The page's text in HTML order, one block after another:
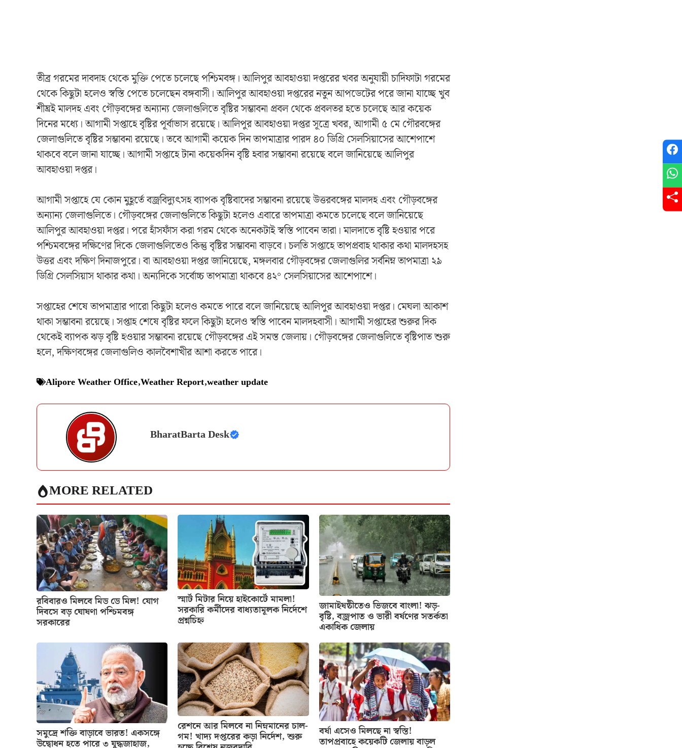
তীব্র গরমের দাবদাহ থেকে মুক্তি পেতে চলেছে পশ্চিমবঙ্গ। আলিপুর আবহাওয়া দপ্তরের খবর অনুযায়ী চাদিফাটা গরমের
থেকে কিছুটা হলেও স্বস্তি পেতে চলেছেন বঙ্গবাসী। আলিপুর আবহাওয়া দপ্তরের নতুন আপডেটের পরে জানা যাচ্ছে খুব
শীঘ্রই মালদহ এবং গৌড়বঙ্গের অন্যান্য জেলাগুলিতে বৃষ্টির সম্ভাবনা প্রবল থেকে প্রবলতর হতে চলেছে আর কয়েক
দিনের মধ্যে। আগামী সপ্তাহে বৃষ্টির পূর্বাভাস রয়েছে। আলিপুর আবহাওয়া দপ্তর সূত্রে খবর, আগামী ৫ মে গৌরবঙ্গের
জেলাগুলিতে বৃষ্টির সম্ভাবনা রয়েছে। তবে আগামী কয়েক দিন তাপমাত্রার পারদ ৪০ ডিগ্রি সেলসিয়াসের আশেপাশে
থাকবে বলে জানা যাচ্ছে। আগামী সপ্তাহে টানা কয়েকদিন বৃষ্টি হবার সম্ভাবনা রয়েছে বলে জানিয়েছে আলিপুর
আবহাওয়া দপ্তর।
আগামী সপ্তাহে যে কোন মুহূর্তে বজ্রবিদ্যুৎসহ ব্যাপক বৃষ্টিবাদের সম্ভাবনা রয়েছে উত্তরবঙ্গের মালদহ এবং গৌড়বঙ্গের
অন্যান্য জেলাগুলিতে। গৌড়বঙ্গের জেলাগুলিতে কিছুটা হলেও এবারে তাপমাত্রা কমতে চলেছে বলে জানিয়েছে
আলিপুর আবহাওয়া দপ্তর। পরে হাঁসফাঁস করা গরম থেকে অনেকটাই স্বস্তি পাবেন তারা। মালদাতে বৃষ্টি হওয়ার পরে
পশ্চিমবঙ্গের দক্ষিণের দিকে জেলাগুলিতেও কিন্তু বৃষ্টির সম্ভাবনা বাড়বে। চলতি সপ্তাহে তাপপ্রবাহ থাকার কথা মালদহসহ
উত্তর এবং দক্ষিণ দিনাজপুরে। বা আবহাওয়া দপ্তর জানিয়েছে, মঙ্গলবার গৌড়বঙ্গের জেলাগুলির সর্বনিম্ন তাপমাত্রা ২৯
ডিগ্রি সেলসিয়াস থাকার কথা। অন্যদিকে সর্বোচ্চ তাপমাত্রা থাকবে ৪২° সেলসিয়াসের আশেপাশে।
সপ্তাহের শেষে তাপমাত্রার পারো কিছুটা হলেও কমতে পারে বলে জানিয়েছে আলিপুর আবহাওয়া দপ্তর। মেঘলা আকাশ
থাকা সম্ভাবনা রয়েছে। সপ্তাহ শেষে বৃষ্টির ফলে কিছুটা হলেও স্বস্তি পাবেন মালদহবাসী। আগামী সপ্তাহের শুরুর দিক
থেকেই ব্যাপক ঝড় বৃষ্টি হওয়ার সম্ভাবনা রয়েছে গৌড়বঙ্গের এই সমস্ত জেলায়। গৌড়বঙ্গের জেলাগুলিতে বৃষ্টিপাত শুরু
হলে, দক্ষিণবঙ্গের জেলাগুলিও কালবৈশাখীর আশা করতে পারে।
Alipore Weather Office,Weather Report,weather update
BharatBarta Desk
MORE RELATED
রবিবারও মিলবে মিড ডে মিল! যোগ
দিবসে বড় ঘোষণা পশ্চিমবঙ্গ
সরকারের
স্মার্ট মিটার নিয়ে হাইকোর্টে মামলা!
সরকারি কর্মীদের বাধ্যতামূলক নির্দেশে
প্রশ্নচিহ্ন
জামাইষষ্ঠীতেও ভিজবে বাংলা! ঝড়-
বৃষ্টি, বজ্রপাত ও ভারী বর্ষণের সতর্কতা
একাধিক জেলায়
সমুদ্রে শক্তি বাড়াবে ভারত! একসঙ্গে
উদ্বোধন হতে পারে ৩ যুদ্ধজাহাজ,
রেশনে আর মিলবে না নিম্নমানের চাল-
গম! খাদ্য দপ্তরের কড়া নির্দেশ, শুরু বর্ষা এসেও মিলছে না স্বস্তি!
তাপপ্রবাহে কয়েকটি জেলায় বাড়ল